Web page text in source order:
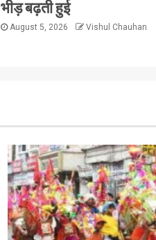
भीड़ बढ़ती हुई
August 5, 2026 Vishul Chauhan